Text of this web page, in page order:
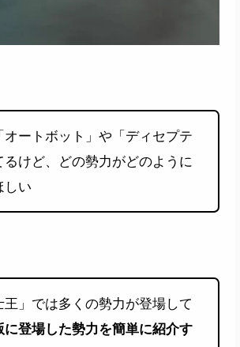
オートボット」や「ディセプテ
けど、どの勢力がどのように
しい
」では多くの勢力が登場して
に登場した勢力を簡単に紹介す